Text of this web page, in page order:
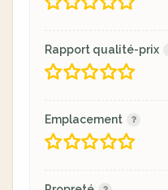
Rapport qualité-prix
Emplacement